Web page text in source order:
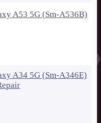
A53 5G (Sm-A536B)
A34 5G (Sm-A346E)